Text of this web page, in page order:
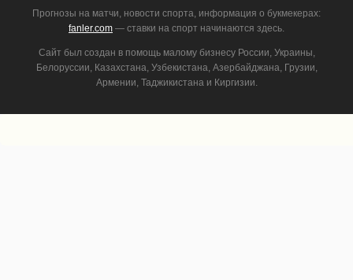
Прогнозы на матчи, новости спорта, информация о букмекерах:
fanler.com — ставки на спорт начинаются здесь.
Сайт был создан в помощь малому бизнесу России, Украины,
Белоруссии, Казахстана, Узбекистана, Азербайджана, Грузии,
Армении, Таджикистана и Киргизии.